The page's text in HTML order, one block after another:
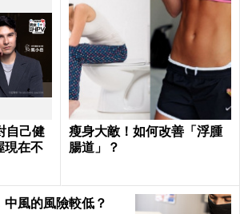
自己健
現在不
瘦身大敵！如何改善「浮腫
腸道」？
中風的風險較低？